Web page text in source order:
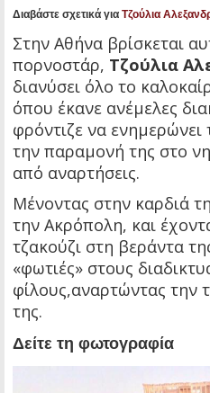
Διαβάστε σχετικά για Τζούλια
Στην Αθήνα βρίσκεται
πορνοστάρ, Τζούλια
διανύσει όλο το
όπου έκανε ανέμελες
φρόντιζε να ενημερώνει
την παραμονή της στο
από αναρτήσεις.
Μένοντας στην καρδιά
την Ακρόπολη, και
τζακούζι στη βεράντα
«φωτιές» στους
φίλους,αναρτώντας την
της.
Δείτε τη φωτογραφία